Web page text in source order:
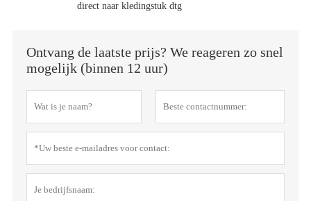
direct naar kledingstuk dtg
Ontvang de laatste prijs? We reageren zo snel
mogelijk (binnen 12 uur)